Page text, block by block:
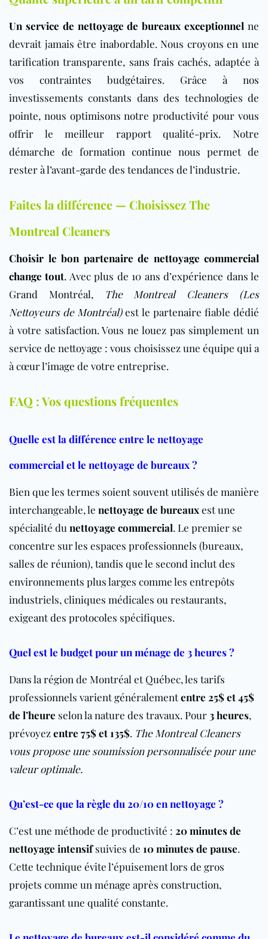
Un service de nettoyage de bureaux exceptionnel ne
devrait jamais être inabordable. Nous croyons en une
tarification transparente, sans frais cachés, adaptée à
vos contraintes budgétaires. Grâce à nos
investissements constants dans des technologies de
pointe, nous optimisons notre productivité pour vous
offrir le meilleur rapport qualité-prix. Notre
démarche de formation continue nous permet de
rester à l’avant-garde des tendances de l’industrie.
Faites la différence — Choisissez The
Montreal Cleaners
Choisir le bon partenaire de nettoyage commercial
change tout. Avec plus de 10 ans d’expérience dans le
Grand Montréal,
The Montreal Cleaners (Les
Nettoyeurs de Montréal)est le partenaire fiable dédié
à votre satisfaction. Vous ne louez pas simplement un
service de nettoyage : vous choisissez une équipe qui a
à cœur l’image de votre entreprise.
FAQ : Vos questions fréquentes
Quelle est la différence entre le nettoyage
commercial et le nettoyage de bureaux ?
Bien que les termes soient souvent utilisés de manière
interchangeable, le nettoyage de bureauxest une
spécialité du nettoyage commercial. Le premier se
concentre sur les espaces professionnels (bureaux,
salles de réunion), tandis que le second inclut des
environnements plus larges comme les entrepôts
industriels, cliniques médicales ou restaurants,
exigeant des protocoles spécifiques.
Quel est le budget pour un ménage de 3 heures ?
Dans la région de Montréal et Québec, les tarifs
professionnels varient généralemententre 25$ et 45$
de l’heure selon la nature des travaux. Pour 3 heures,
prévoyezentre 75$ et 135$. The Montreal Cleaners
vous propose une soumission personnalisée pour une
valeur optimale.
Qu’est-ce que la règle du 20/10 en nettoyage ?
C’est une méthode de productivité : 20 minutes de
nettoyage intensifsuivies de 10 minutes de pause.
Cette technique évite l’épuisement lors de gros
projets comme un ménage après construction,
garantissant une qualité constante.